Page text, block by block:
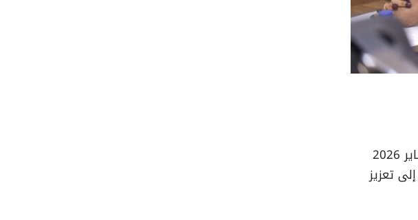
اتفقت الشركة السودانية للموارد المعدنية وبنك السودان المركزي، أمس الأحد 4 يناير 2026
تعزيز